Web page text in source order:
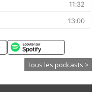
Tous les podcasts >